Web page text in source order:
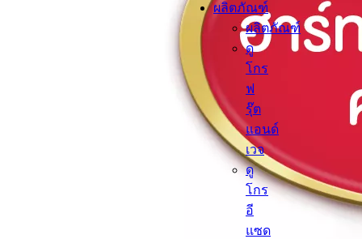
ผลิตภัณฑ์
ผลิตภัณฑ์
ดู
โกร
ฟ
รุ๊ต
แอนด์
เวจ
ดู
โกร
อี
แซด